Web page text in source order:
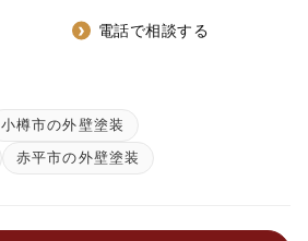
電話で相談する
小樽市の外壁塗装
赤平市の外壁塗装